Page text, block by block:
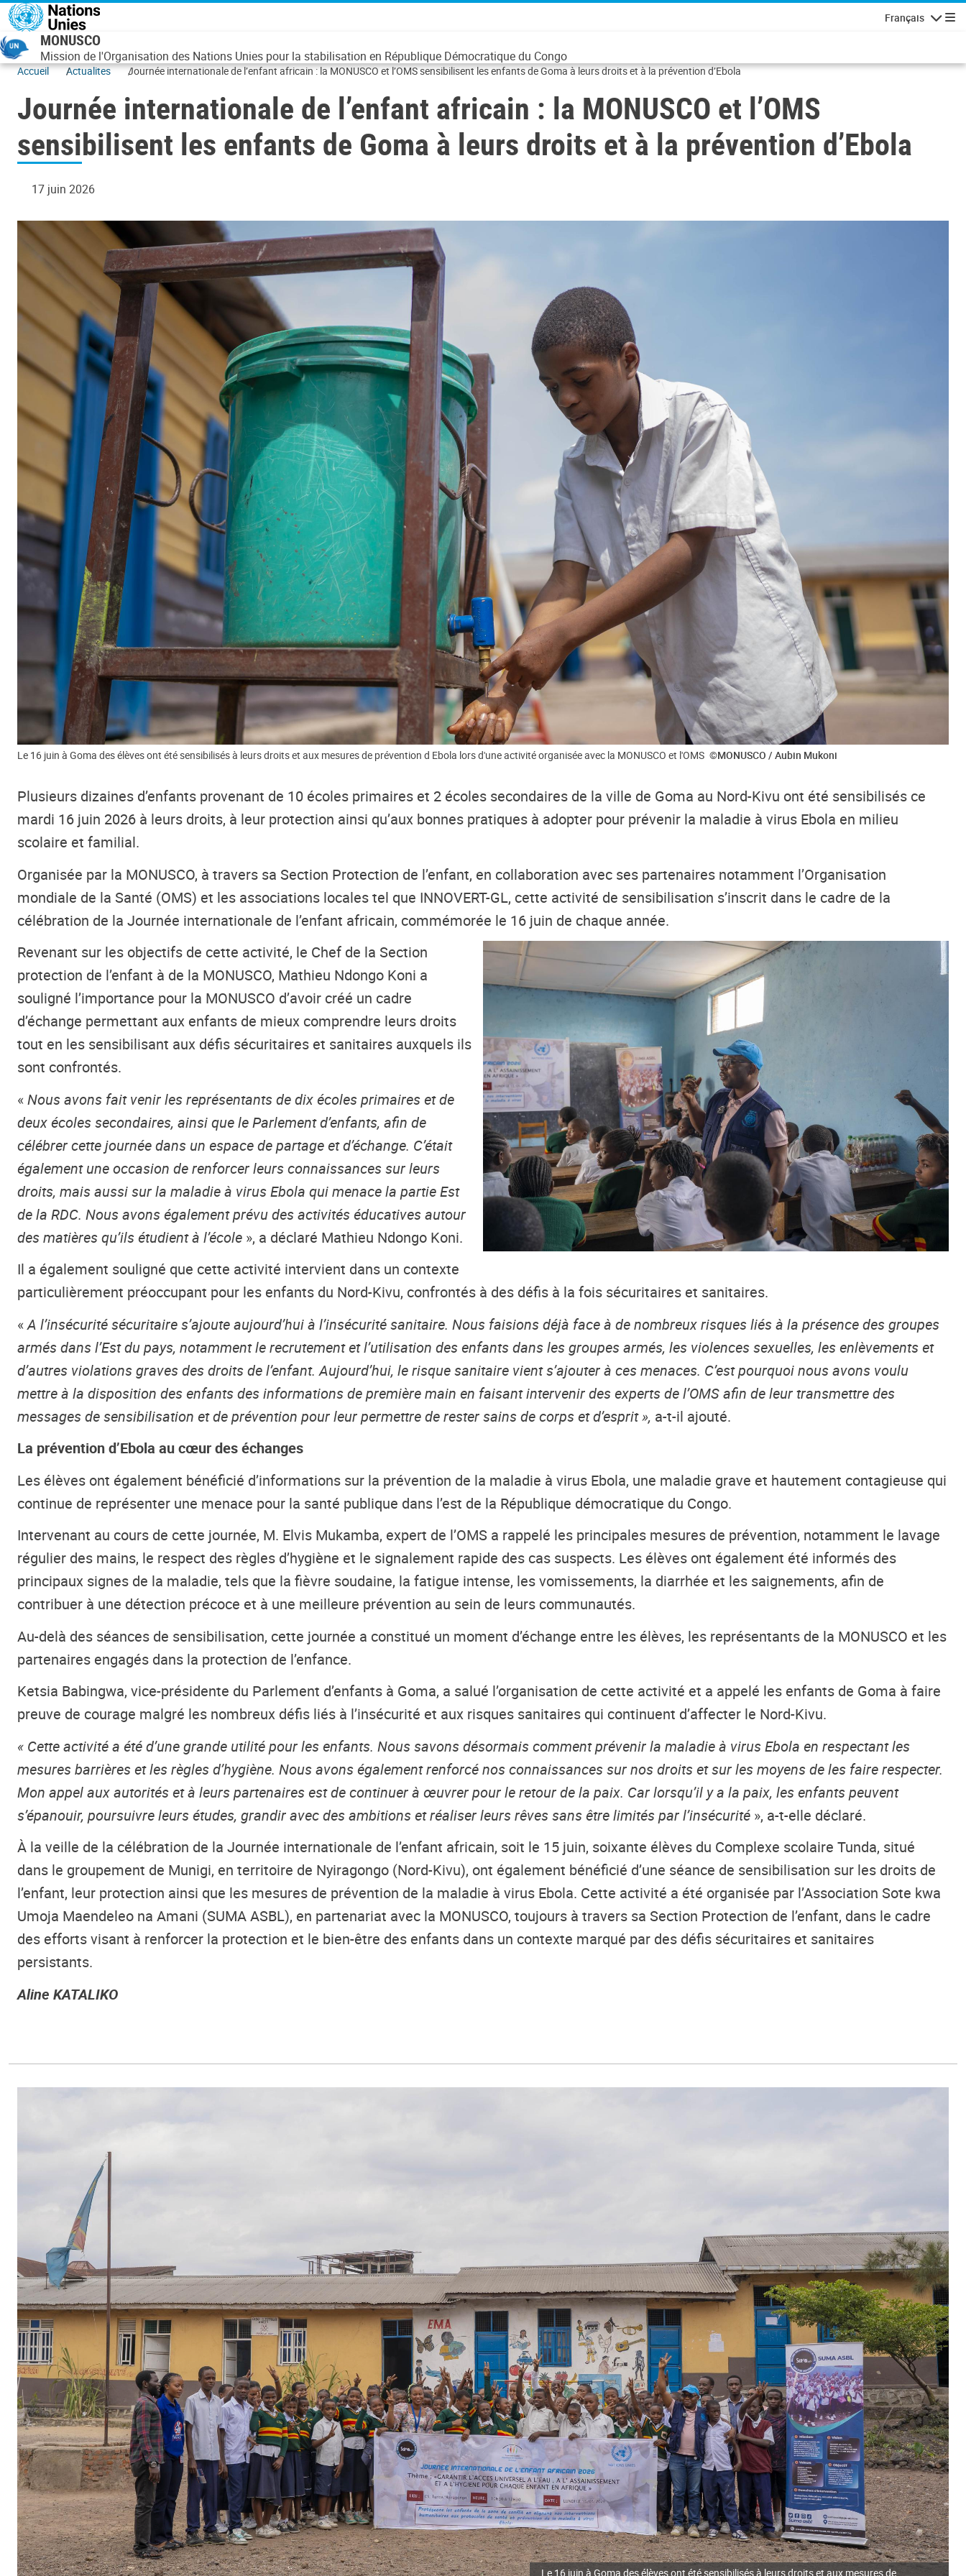
Aller au contenu principal
Français
MONUSCO
Mission de l'Organisation des Nations Unies pour la stabilisation en République Démocratique du Congo
Accueil Actualites Journée internationale de l’enfant africain : la MONUSCO et l’OMS sensibilisent les enfants de Goma à leurs droits et à la prévention d’Ebola
Journée internationale de l’enfant africain : la MONUSCO et l’OMS
sensibilisent les enfants de Goma à leurs droits et à la prévention d’Ebola
17 juin 2026
Le 16 juin à Goma des élèves ont été sensibilisés à leurs droits et aux mesures de prévention d Ebola lors d'une activité organisée avec la MONUSCO et l'OMS ©MONUSCO / Aubin Mukoni
Plusieurs dizaines d’enfants provenant de 10 écoles primaires et 2 écoles secondaires de la ville de Goma au Nord-Kivu ont été sensibilisés ce
mardi 16 juin 2026 à leurs droits, à leur protection ainsi qu’aux bonnes pratiques à adopter pour prévenir la maladie à virus Ebola en milieu
scolaire et familial.
Organisée par la MONUSCO, à travers sa Section Protection de l’enfant, en collaboration avec ses partenaires notamment l’Organisation
mondiale de la Santé (OMS) et les associations locales tel que INNOVERT-GL, cette activité de sensibilisation s’inscrit dans le cadre de la
célébration de la Journée internationale de l’enfant africain, commémorée le 16 juin de chaque année.
Revenant sur les objectifs de cette activité, le Chef de la Section
protection de l’enfant à de la MONUSCO, Mathieu Ndongo Koni a
souligné l’importance pour la MONUSCO d’avoir créé un cadre
d’échange permettant aux enfants de mieux comprendre leurs droits
tout en les sensibilisant aux défis sécuritaires et sanitaires auxquels ils
sont confrontés.
«Nous avons fait venir les représentants de dix écoles primaires et de
deux écoles secondaires, ainsi que le Parlement d’enfants, afin de
célébrer cette journée dans un espace de partage et d’échange. C’était
également une occasion de renforcer leurs connaissances sur leurs
droits, mais aussi sur la maladie à virus Ebola qui menace la partie Est
de la RDC. Nous avons également prévu des activités éducatives autour
des matières qu’ils étudient à l’école », a déclaré Mathieu Ndongo Koni.
Il a également souligné que cette activité intervient dans un contexte
particulièrement préoccupant pour les enfants du Nord-Kivu, confrontés à des défis à la fois sécuritaires et sanitaires.
«A l’insécurité sécuritaire s’ajoute aujourd’hui à l’insécurité sanitaire. Nous faisions déjà face à de nombreux risques liés à la présence des groupes
armés dans l’Est du pays, notamment le recrutement et l’utilisation des enfants dans les groupes armés, les violences sexuelles, les enlèvements et
d’autres violations graves des droits de l’enfant. Aujourd’hui, le risque sanitaire vient s’ajouter à ces menaces. C’est pourquoi nous avons voulu
mettre à la disposition des enfants des informations de première main en faisant intervenir des experts de l’OMS afin de leur transmettre des
messages de sensibilisation et de prévention pour leur permettre de rester sains de corps et d’esprit », a-t-il ajouté.
La prévention d’Ebola au cœur des échanges
Les élèves ont également bénéficié d’informations sur la prévention de la maladie à virus Ebola, une maladie grave et hautement contagieuse qui
continue de représenter une menace pour la santé publique dans l’est de la République démocratique du Congo.
Intervenant au cours de cette journée, M. Elvis Mukamba, expert de l’OMS a rappelé les principales mesures de prévention, notamment le lavage
régulier des mains, le respect des règles d’hygiène et le signalement rapide des cas suspects. Les élèves ont également été informés des
principaux signes de la maladie, tels que la fièvre soudaine, la fatigue intense, les vomissements, la diarrhée et les saignements, afin de
contribuer à une détection précoce et à une meilleure prévention au sein de leurs communautés.
Au-delà des séances de sensibilisation, cette journée a constitué un moment d’échange entre les élèves, les représentants de la MONUSCO et les
partenaires engagés dans la protection de l’enfance.
Ketsia Babingwa, vice-présidente du Parlement d’enfants à Goma, a salué l’organisation de cette activité et a appelé les enfants de Goma à faire
preuve de courage malgré les nombreux défis liés à l’insécurité et aux risques sanitaires qui continuent d’affecter le Nord-Kivu.
« Cette activité a été d’une grande utilité pour les enfants. Nous savons désormais comment prévenir la maladie à virus Ebola en respectant les
mesures barrières et les règles d’hygiène. Nous avons également renforcé nos connaissances sur nos droits et sur les moyens de les faire respecter.
Mon appel aux autorités et à leurs partenaires est de continuer à œuvrer pour le retour de la paix. Car lorsqu’il y a la paix, les enfants peuvent
s’épanouir, poursuivre leurs études, grandir avec des ambitions et réaliser leurs rêves sans être limités par l’insécurité », a-t-elle déclaré.
À la veille de la célébration de la Journée internationale de l’enfant africain, soit le 15 juin, soixante élèves du Complexe scolaire Tunda, situé
dans le groupement de Munigi, en territoire de Nyiragongo (Nord-Kivu), ont également bénéficié d’une séance de sensibilisation sur les droits de
l’enfant, leur protection ainsi que les mesures de prévention de la maladie à virus Ebola. Cette activité a été organisée par l’Association Sote kwa
Umoja Maendeleo na Amani (SUMA ASBL), en partenariat avec la MONUSCO, toujours à travers sa Section Protection de l’enfant, dans le cadre
des efforts visant à renforcer la protection et le bien-être des enfants dans un contexte marqué par des défis sécuritaires et sanitaires
persistants.
Aline KATALIKO
Le 16 juin à Goma des élèves ont été sensibilisés à leurs droits et aux mesures de